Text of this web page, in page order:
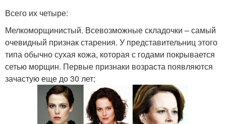
Всего их четыре:
Мелкоморщинистый. Всевозможные складочки – самый
очевидный признак старения. У представительниц этого
типа обычно сухая кожа, которая с годами покрывается
сетью морщин. Первые признаки возраста появляются
зачастую еще до 30 лет;